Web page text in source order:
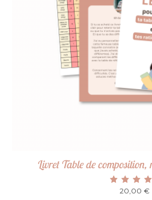
Livret Table de
Note
20,00 €